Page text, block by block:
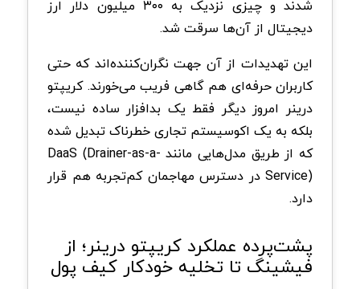
شدند و چیزی نزدیک به ۳۰۰ میلیون دلار ارز
دیجیتال از آن‌ها سرقت شد.
این تهدیدات از آن جهت نگران‌کننده‌اند که حتی
کاربران حرفه‌ای هم گاهی فریب می‌خورند. کریپتو
درینر امروز دیگر فقط یک بدافزار ساده نیست،
بلکه به یک اکوسیستم تجاری خطرناک تبدیل شده
که از طریق مدل‌هایی مانند DaaS (Drainer-as-a-
Service) در دسترس مهاجمان کم‌تجربه هم قرار
دارد.
پشت‌پرده عملکرد کریپتو درینر؛ از
فیشینگ تا تخلیه خودکار کیف پول